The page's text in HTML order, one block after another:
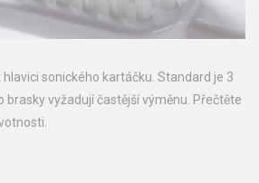
sonického kartáčku. Standard je 3
brasky vyžadují častější výměnu. Přečtěte